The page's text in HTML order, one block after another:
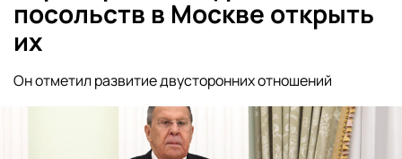
посольств в Москве открыть
их
Он отметил развитие двусторонних отношений